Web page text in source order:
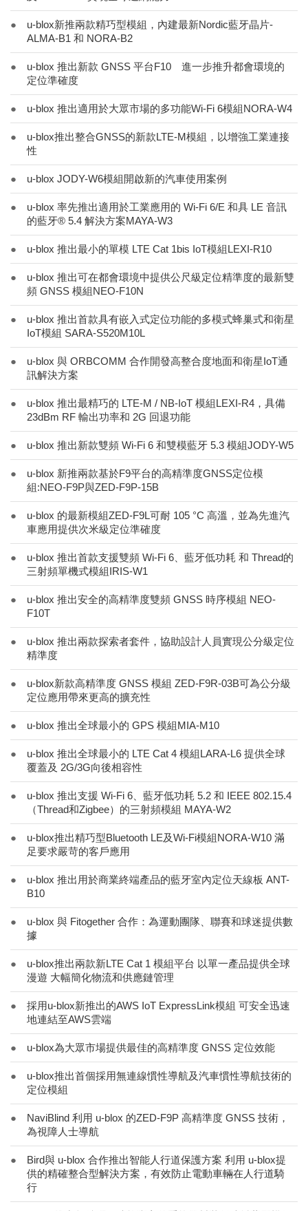
●
u-blox新推兩款精巧型模組，內建最新Nordic藍牙晶片-
ALMA-B1 和 NORA-B2
●
u-blox 推出新款 GNSS 平台F10 進一步推升都會環境的
定位準確度
● u-blox 推出適用於大眾市場的多功能Wi-Fi 6模組NORA-W4
●
u-blox推出整合GNSS的新款LTE-M模組，以增強工業連接
性
● u-blox JODY-W6模組開啟新的汽車使用案例
●
u-blox 率先推出適用於工業應用的 Wi-Fi 6/E 和具 LE 音訊
的藍牙® 5.4 解決方案MAYA-W3
● u-blox 推出最小的單模 LTE Cat 1bis IoT模組LEXI-R10
●
u-blox 推出可在都會環境中提供公尺級定位精準度的最新雙
頻 GNSS 模組NEO-F10N
●
u-blox 推出首款具有嵌入式定位功能的多模式蜂巢式和衛星
IoT模組 SARA-S520M10L
●
u-blox 與 ORBCOMM 合作開發高整合度地面和衛星IoT通
訊解決方案
●
u-blox 推出最精巧的 LTE-M / NB-IoT 模組LEXI-R4，具備
23dBm RF 輸出功率和 2G 回退功能
● u-blox 推出新款雙頻 Wi-Fi 6 和雙模藍牙 5.3 模組JODY-W5
●
u-blox 新推兩款基於F9平台的高精準度GNSS定位模
組:NEO-F9P與ZED-F9P-15B
●
u-blox 的最新模組ZED-F9L可耐 105 °C 高溫，並為先進汽
車應用提供次米級定位準確度
●
u-blox 推出首款支援雙頻 Wi-Fi 6、藍牙低功耗 和 Thread的
三射頻單機式模組IRIS-W1
●
u-blox 推出安全的高精準度雙頻 GNSS 時序模組 NEO-
F10T
●
u-blox 推出兩款探索者套件，協助設計人員實現公分級定位
精準度
●
u-blox新款高精準度 GNSS 模組 ZED-F9R-03B可為公分級
定位應用帶來更高的擴充性
● u-blox 推出全球最小的 GPS 模組MIA-M10
●
u-blox 推出全球最小的 LTE Cat 4 模組LARA-L6 提供全球
覆蓋及 2G/3G向後相容性
●
u-blox 推出支援 Wi-Fi 6、藍牙低功耗 5.2 和 IEEE 802.15.4
（Thread和Zigbee）的三射頻模組 MAYA-W2
●
u-blox推出精巧型Bluetooth LE及Wi-Fi模組NORA-W10 滿
足要求嚴苛的客戶應用
●
u-blox 推出用於商業終端產品的藍牙室內定位天線板 ANT-
B10
●
u-blox 與 Fitogether 合作：為運動團隊、聯賽和球迷提供數
據
●
u-blox推出兩款新LTE Cat 1 模組平台 以單一產品提供全球
漫遊 大幅簡化物流和供應鏈管理
●
採用u-blox新推出的AWS IoT ExpressLink模組 可安全迅速
地連結至AWS雲端
● u-blox為大眾市場提供最佳的高精準度 GNSS 定位效能
●
u-blox推出首個採用無連線慣性導航及汽車慣性導航技術的
定位模組
●
NaviBlind 利用 u-blox 的ZED-F9P 高精準度 GNSS 技術，
為視障人士導航
●
Bird與 u-blox 合作推出智能人行道保護方案 利用 u-blox提
供的精確整合型解決方案，有效防止電動車輛在人行道騎
行